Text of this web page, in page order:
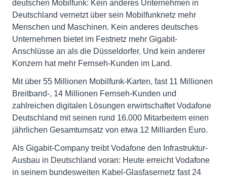
deutschen Mobilfunk: Kein anderes Unternehmen in
Deutschland vernetzt über sein Mobilfunknetz mehr
Menschen und Maschinen. Kein anderes deutsches
Unternehmen bietet im Festnetz mehr Gigabit-
Anschlüsse an als die Düsseldorfer. Und kein anderer
Konzern hat mehr Fernseh-Kunden im Land.
Mit über 55 Millionen Mobilfunk-Karten, fast 11 Millionen
Breitband-, 14 Millionen Fernseh-Kunden und
zahlreichen digitalen Lösungen erwirtschaftet Vodafone
Deutschland mit seinen rund 16.000 Mitarbeitern einen
jährlichen Gesamtumsatz von etwa 12 Milliarden Euro.
Als Gigabit-Company treibt Vodafone den Infrastruktur-
Ausbau in Deutschland voran: Heute erreicht Vodafone
in seinem bundesweiten Kabel-Glasfasernetz fast 24